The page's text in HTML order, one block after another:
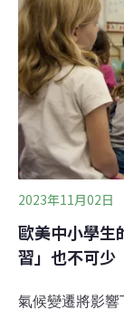
是在柏克萊加
到，到年底正
的口述歷史。
大地震，當時地
毀了80％的城
能多運用耐火
2023年11月02日
歐美中小學生
習」也不可少
氣候變遷將影響